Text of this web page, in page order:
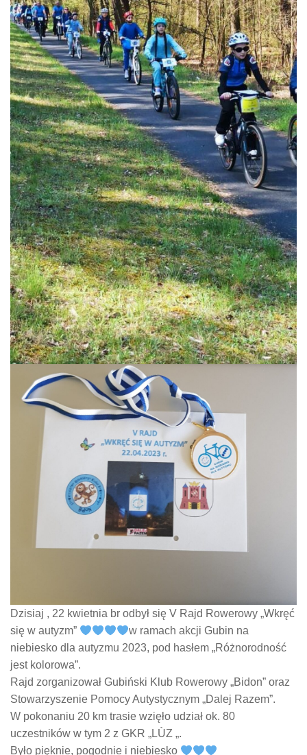
Dzisiaj , 22 kwietnia br odbył się V Rajd Rowerowy „Wkręć
się w autyzm”
w ramach akcji Gubin na
niebiesko dla autyzmu 2023, pod hasłem „Różnorodność
jest kolorowa”.
Rajd zorganizował Gubiński Klub Rowerowy „Bidon” oraz
Stowarzyszenie Pomocy Autystycznym „Dalej Razem”.
W pokonaniu 20 km trasie wzięło udział ok. 80
uczestników w tym 2 z GKR „LÙZ „.
Było pięknie, pogodnie i niebiesko